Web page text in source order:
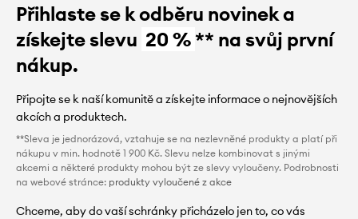
Přihlaste se k odběru novinek a
získejte slevu 20 %** na svůj první
nákup.
Připojte se k naší komunitě a získejte informace o nejnovějších
akcích a produktech.
**Sleva je jednorázová, vztahuje se na nezlevněné produkty a platí při
nákupu v min. hodnotě 1 900 Kč. Slevu nelze kombinovat s jinými
akcemi a některé produkty mohou být ze slevy vyloučeny. Podrobnosti
na webové stránce: produkty vyloučené z akce
Chceme, aby do vaší schránky přicházelo jen to, co vás